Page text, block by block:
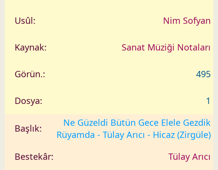
Nim Sofyan
Sanat Müziği Notaları
495
1
Ne Güzeldi Bütün Gece Elele Gezdik
Rüyamda - Tülay Arıcı - Hicaz (Zirgüle)
Tülay Arıcı